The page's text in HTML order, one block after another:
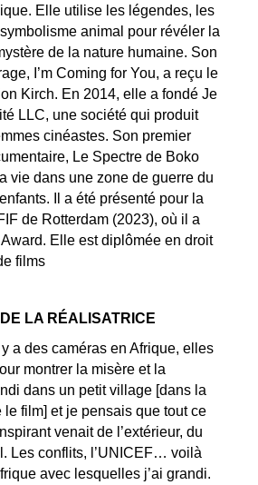
Elle utilise les légendes, les
animal pour révéler la
de la nature humaine. Son
I’m Coming for You, a reçu le
Kirch. En 2014, elle a fondé Je
LLC, une société qui produit
cinéastes. Son premier
Le Spectre de Boko
vie dans une zone de guerre du
Il a été présenté pour la
de Rotterdam (2023), où il a
Elle est diplômée en droit
films
LA RÉALISATRICE
a des caméras en Afrique, elles
montrer la misère et la
dans un petit village [dans la
le film] et je pensais que tout ce
venait de l’extérieur, du
Les conflits, l’UNICEF… voilà
avec lesquelles j’ai grandi.